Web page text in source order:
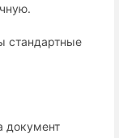
стандартные
документ